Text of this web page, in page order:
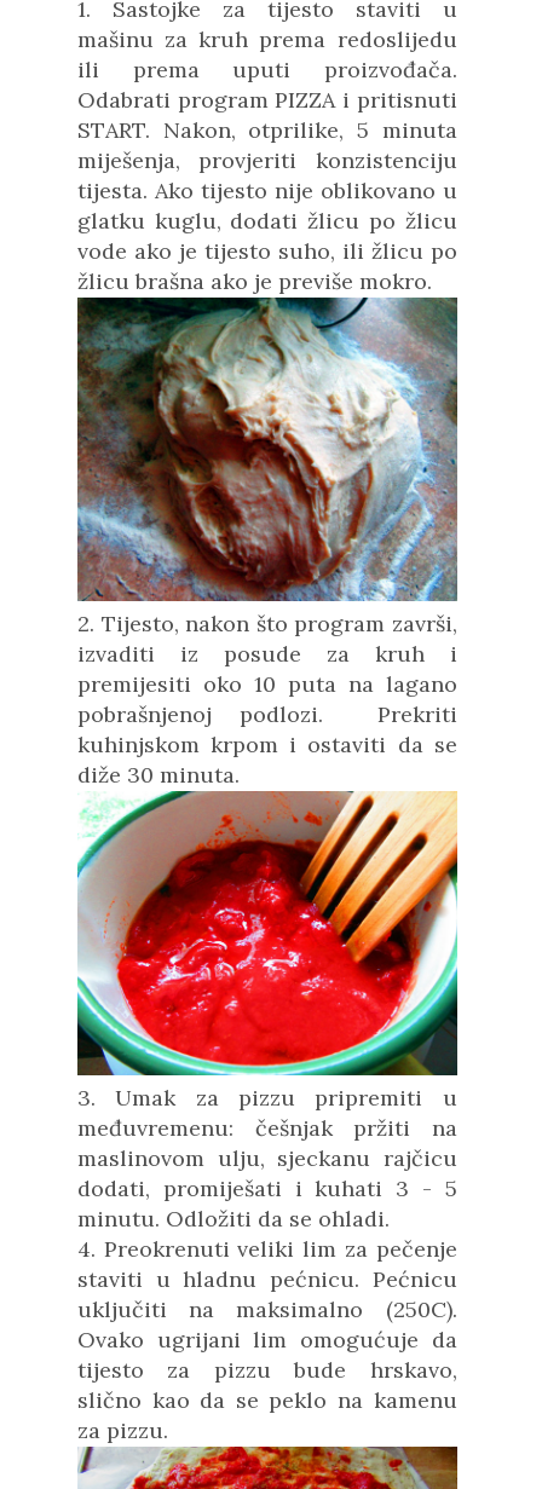
1. Sastojke za tijesto staviti u
mašinu za kruh prema redoslijedu
ili prema uputi proizvođača.
Odabrati program PIZZA i pritisnuti
START. Nakon, otprilike, 5 minuta
miješenja, provjeriti konzistenciju
tijesta. Ako tijesto nije oblikovano u
glatku kuglu, dodati žlicu po žlicu
vode ako je tijesto suho, ili žlicu po
žlicu brašna ako je previše mokro.
2. Tijesto, nakon što program završi,
izvaditi iz posude za kruh i
premijesiti oko 10 puta na lagano
pobrašnjenoj podlozi. Prekriti
kuhinjskom krpom i ostaviti da se
diže 30 minuta.
3. Umak za pizzu pripremiti u
međuvremenu: češnjak pržiti na
maslinovom ulju, sjeckanu rajčicu
dodati, promiješati i kuhati 3 - 5
minutu. Odložiti da se ohladi.
4. Preokrenuti veliki lim za pečenje
staviti u hladnu pećnicu. Pećnicu
uključiti na maksimalno (250C).
Ovako ugrijani lim omogućuje da
tijesto za pizzu bude hrskavo,
slično kao da se peklo na kamenu
za pizzu.